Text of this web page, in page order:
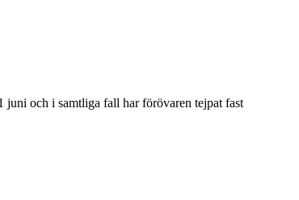
juni och i samtliga fall har förövaren tejpat fast